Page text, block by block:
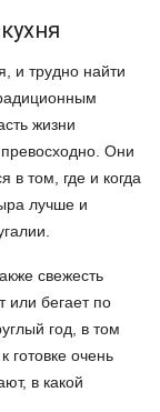
и трудно найти
жизни
превосходно. Они
в том, где и когда
лучше и
свежесть
или бегает по
год, в том
готовке очень
в какой